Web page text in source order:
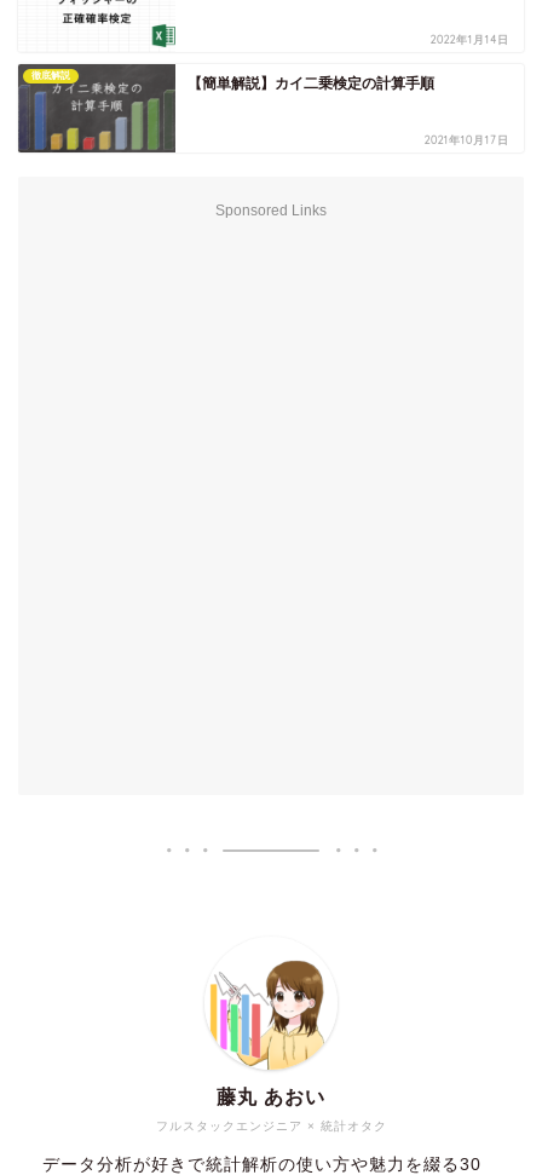
2022年1月14日
徹底解説 【簡単解説】カイ二乗検定の計算手順
2021年10月17日
Sponsored Links
フルスタックエンジニア × 統計オタク
藤丸 あおい
データ分析が好きで統計解析の使い方や魅力を綴る30